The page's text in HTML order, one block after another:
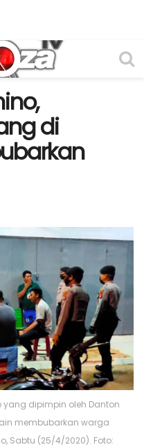
di
yang dipimpin oleh Danton
membubarkan warga
Sabtu (25/4/2020). Foto: